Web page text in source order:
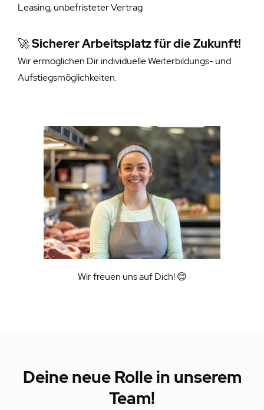
Leasing, unbefristeter Vertrag
🚀Sicherer Arbeitsplatz für die Zukunft!
Wir ermöglichen Dir individuelle Weiterbildungs- und
Aufstiegsmöglichkeiten.
Wir freuen uns auf Dich! 😊
Deine neue Rolle in unserem
Team!